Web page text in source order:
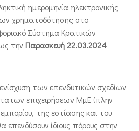
ημερομηνία ηλεκτρονικής
χρηματοδότησης στο
Σύστημα Κρατικών
την Παρασκευή 22.03.2024
των επενδυτικών σχεδίων
επιχειρήσεων ΜμΕ (πλην
της εστίασης και του
επενδύσουν ίδιους πόρους στην